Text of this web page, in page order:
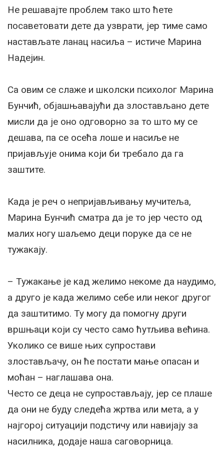
Не решавајте проблем тако што ћете
посаветовати дете да узврати, јер тиме само
настављате ланац насиља – истиче Марина
Надејин.
Са овим се слаже и школски психолог Марина
Бунчић, објашњавајући да злостављано дете
мисли да је оно одговорно за то што му се
дешава, па се осећа лоше и насиље не
пријављује онима који би требало да га
заштите.
Када је реч о непријављивању мучитеља,
Марина Бунчић сматра да је то јер често од
малих ногу шаљемо деци поруке да се не
тужакају.
– Тужакање је кад желимо некоме да наудимо,
а друго је када желимо себе или неког другог
да заштитимо. Ту могу да помогну други
вршњаци који су често само ћутљива већина.
Уколико се више њих супростави
злостављачу, он ће постати мање опасан и
моћан – наглашава она.
Често се деца не супростављају, јер се плаше
да они не буду следећа жртва или мета, а у
најгорој ситуацији подстичу или навијају за
насилника, додаје наша саговорница.